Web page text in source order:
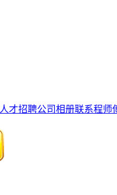
人才招聘公司相册联系程师